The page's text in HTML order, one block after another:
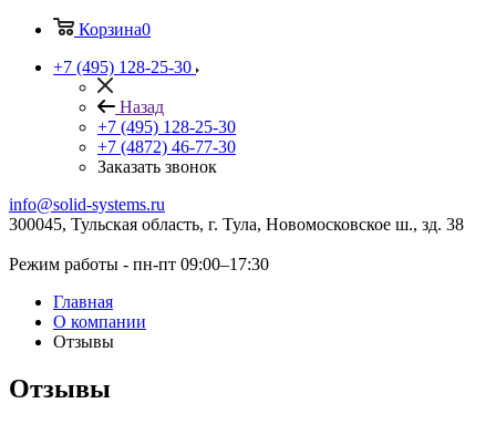
Корзина0
+7 (495) 128-25-30
Назад
+7 (495) 128-25-30
+7 (4872) 46-77-30
Заказать звонок
info@solid-systems.ru
300045, Тульская область, г. Тула, Новомосковское ш., зд. 38
Режим работы - пн-пт 09:00–17:30
Главная
О компании
Отзывы
Отзывы